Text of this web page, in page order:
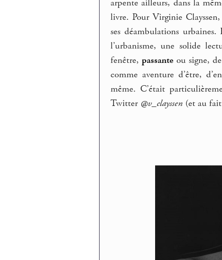
arpente ailleurs, dans la
livre. Pour Virginie
ses déambulations
l’urbanisme, une solide
fenêtre,passante ou signe,
comme aventure d’être,
même. C’était
Twitter @v_clayssen (et au